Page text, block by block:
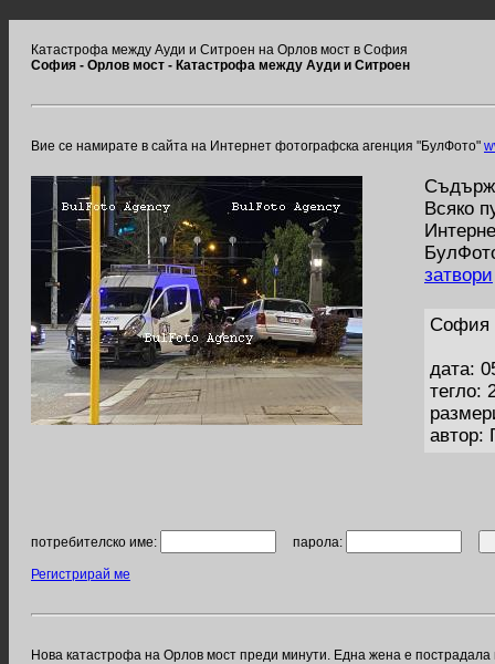
Катастрофа между Ауди и Ситроен на Орлов мост в София
София - Орлов мост - Катастрофа между Ауди и Ситроен
Вие се намирате в сайта на Интернет фотографска агенция "БулФото"
Всяко
затвори
София
дата:
тегло:
автор:
потребителско име: парола:
Регистрирай ме
Нова катастрофа на Орлов мост преди минути. Една жена е